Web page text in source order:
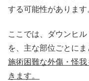
する可能性があります
ここでは、ダウンヒ
を、主な部位ごとにま
施術困難な外傷・怪
きます。